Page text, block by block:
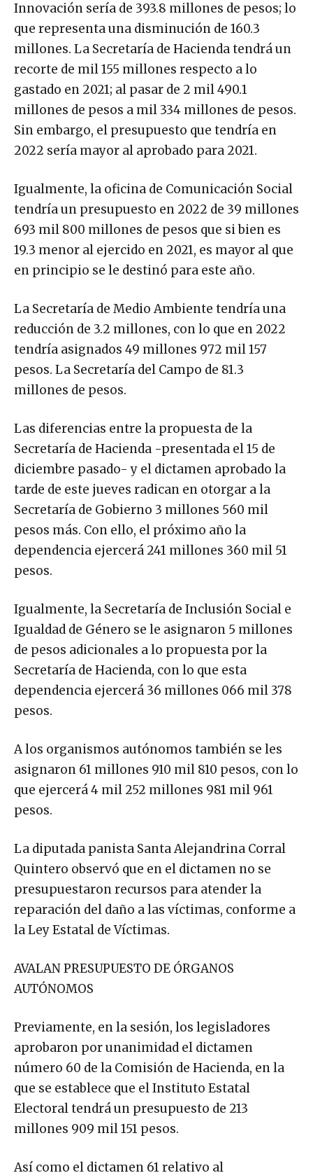
Innovación sería de 393.8 millones de pesos; lo
que representa una disminución de 160.3
millones. La Secretaría de Hacienda tendrá un
recorte de mil 155 millones respecto a lo
gastado en 2021; al pasar de 2 mil 490.1
millones de pesos a mil 334 millones de pesos.
Sin embargo, el presupuesto que tendría en
2022 sería mayor al aprobado para 2021.
Igualmente, la oficina de Comunicación Social
tendría un presupuesto en 2022 de 39 millones
693 mil 800 millones de pesos que si bien es
19.3 menor al ejercido en 2021, es mayor al que
en principio se le destinó para este año.
La Secretaría de Medio Ambiente tendría una
reducción de 3.2 millones, con lo que en 2022
tendría asignados 49 millones 972 mil 157
pesos. La Secretaría del Campo de 81.3
millones de pesos.
Las diferencias entre la propuesta de la
Secretaría de Hacienda -presentada el 15 de
diciembre pasado- y el dictamen aprobado la
tarde de este jueves radican en otorgar a la
Secretaría de Gobierno 3 millones 560 mil
pesos más. Con ello, el próximo año la
dependencia ejercerá 241 millones 360 mil 51
pesos.
Igualmente, la Secretaría de Inclusión Social e
Igualdad de Género se le asignaron 5 millones
de pesos adicionales a lo propuesta por la
Secretaría de Hacienda, con lo que esta
dependencia ejercerá 36 millones 066 mil 378
pesos.
A los organismos autónomos también se les
asignaron 61 millones 910 mil 810 pesos, con lo
que ejercerá 4 mil 252 millones 981 mil 961
pesos.
La diputada panista Santa Alejandrina Corral
Quintero observó que en el dictamen no se
presupuestaron recursos para atender la
reparación del daño a las víctimas, conforme a
la Ley Estatal de Víctimas.
AVALAN PRESUPUESTO DE ÓRGANOS
AUTÓNOMOS
Previamente, en la sesión, los legisladores
aprobaron por unanimidad el dictamen
número 60 de la Comisión de Hacienda, en la
que se establece que el Instituto Estatal
Electoral tendrá un presupuesto de 213
millones 909 mil 151 pesos.
Así como el dictamen 61 relativo al